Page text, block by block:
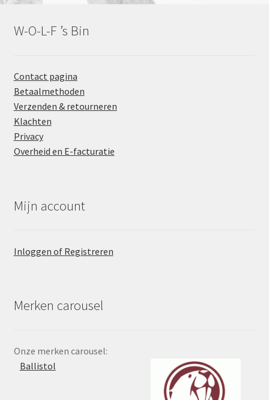
W-O-L-F ’s Bin
Contact pagina
Betaalmethoden
Verzenden & retourneren
Klachten
Privacy
Overheid en E-facturatie
Mijn account
Inloggen of Registreren
Merken carousel
Onze merken carousel:
Ballistol